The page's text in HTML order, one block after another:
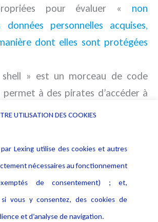
pour évaluer « non
données personnelles acquises,
dont elles sont protégées
» est un morceau de code
à des pirates d’accéder à
d’au moins deux facteurs
assure une authentification
« La sécurité des données
2018, p. 9.
Airways points 6.29, 6.72 et
UTILISATION DES COOKIES
Lexing utilise des cookies et autres
nécessaires au fonctionnement
de consentement) ; et,
vous y consentez, des cookies de
et d’analyse de navigation.